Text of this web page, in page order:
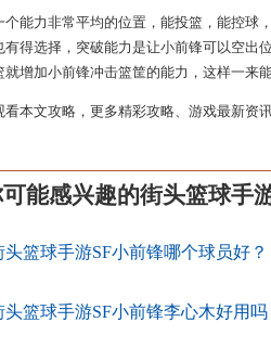
个能力非常平均的位置，能投篮，能控球
有得选择，突破能力是让小前锋可以空出
就增加小前锋冲击篮筐的能力，这样一来
看本文攻略，更多精彩攻略、游戏最新资
能感兴趣的街头篮球手
头篮球手游SF小前锋哪个球员好？
头篮球手游SF小前锋李心木好用吗